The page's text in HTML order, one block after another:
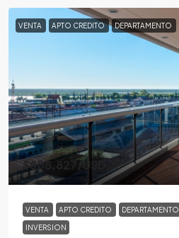
VENTA APTO CREDITO DEPARTAMENTO
$808,827 /USD
VENTA APTO CREDITO DEPARTAMENTO
INVERSION